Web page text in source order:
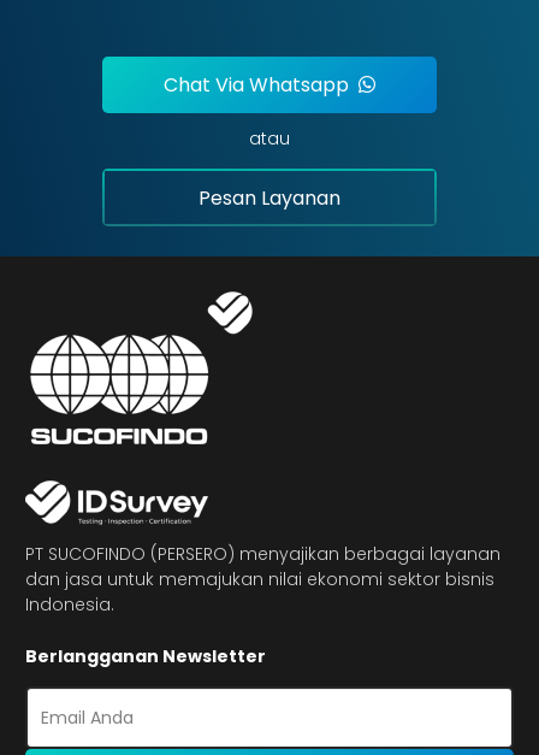
Chat Via Whatsapp
atau
Pesan Layanan
PT SUCOFINDO (PERSERO) menyajikan berbagai layanan
dan jasa untuk memajukan nilai ekonomi sektor bisnis
Indonesia.
Berlangganan Newsletter